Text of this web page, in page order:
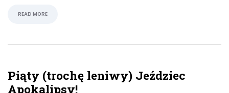
READ MORE
Piąty (trochę leniwy) Jeździec
Apokalipsy!